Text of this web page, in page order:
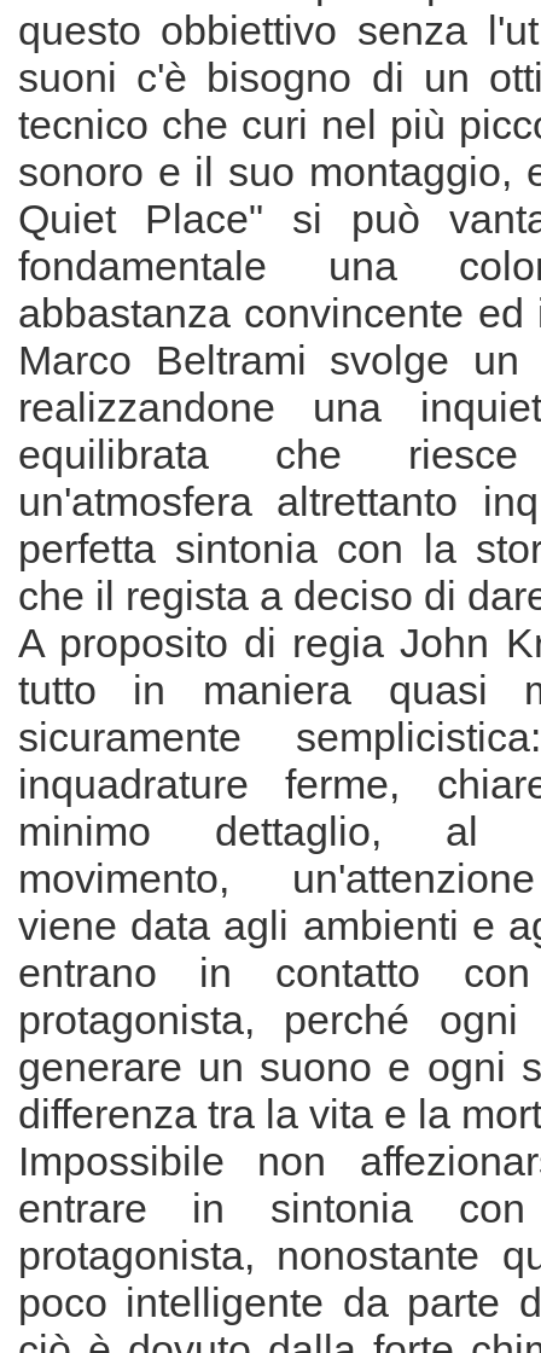
questo obbiettivo senza
suoni c'è bisogno di un
tecnico che curi nel più
sonoro e il suo montaggio,
Quiet Place" si può
fondamentale una
abbastanza convincente
Marco Beltrami svolge un
realizzandone una
equilibrata che
un'atmosfera altrettanto
perfetta sintonia con la
che il regista a deciso di
A proposito di regia John
tutto in maniera quasi
sicuramente
inquadrature ferme,
minimo dettaglio, al
movimento,
viene data agli ambienti e
entrano in contatto
protagonista, perché
generare un suono e ogni
differenza tra la vita e la
Impossibile non
entrare in sintonia
protagonista, nonostante
poco intelligente da parte